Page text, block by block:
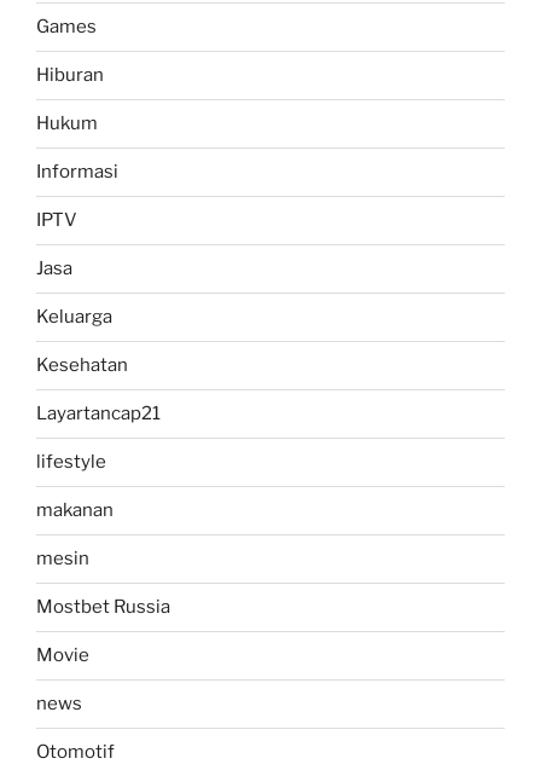
Games
Hiburan
Hukum
Informasi
IPTV
Jasa
Keluarga
Kesehatan
Layartancap21
lifestyle
makanan
mesin
Mostbet Russia
Movie
news
Otomotif